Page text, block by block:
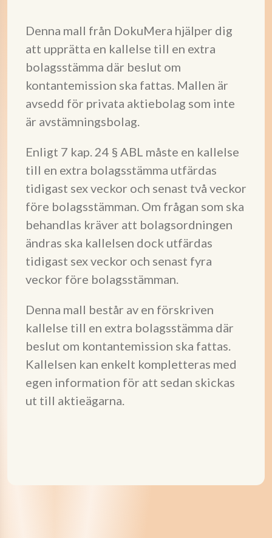
Denna mall från DokuMera hjälper dig
att upprätta en kallelse till en extra
bolagsstämma där beslut om
kontantemission ska fattas. Mallen är
avsedd för privata aktiebolag som inte
är avstämningsbolag.
Enligt 7 kap. 24 § ABL måste en kallelse
till en extra bolagsstämma utfärdas
tidigast sex veckor och senast två veckor
före bolagsstämman. Om frågan som ska
behandlas kräver att bolagsordningen
ändras ska kallelsen dock utfärdas
tidigast sex veckor och senast fyra
veckor före bolagsstämman.
Denna mall består av en förskriven
kallelse till en extra bolagsstämma där
beslut om kontantemission ska fattas.
Kallelsen kan enkelt kompletteras med
egen information för att sedan skickas
ut till aktieägarna.